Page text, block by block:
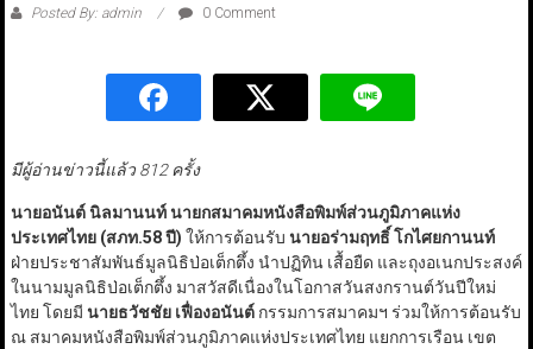
Posted By: admin 0 Comment
มีผู้อ่านข่าวนี้แล้ว 812 ครั้ง
นายอนันต์ นิลมานนท์ นายกสมาคมหนังสือพิมพ์ส่วนภูมิภาคแห่ง
ประเทศไทย (สภท.58ปี) ให้การต้อนรับ นายอร่ามฤทธิ์ โกไศยกานนท์
ฝ่ายประชาสัมพันธ์มูลนิธิป่อเต็กตึ้ง นำปฏิทิน เสื้อยืด และถุงอเนกประสงค์
ในนามมูลนิธิป่อเต็กตึ้ง มาสวัสดีเนื่องในโอกาสวันสงกรานต์วันปีใหม่
ไทย โดยมี นายธวัชชัย เฟื่องอนันต์กรรมการสมาคมฯ ร่วมให้การต้อนรับ
ณ สมาคมหนังสือพิมพ์ส่วนภูมิภาคแห่งประเทศไทย แยกการเรือน เขต